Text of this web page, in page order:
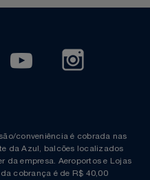
conveniência é cobrada nas
da Azul, balcões localizados
da empresa. Aeroportos e Lojas
cobrança é de R$ 40,00